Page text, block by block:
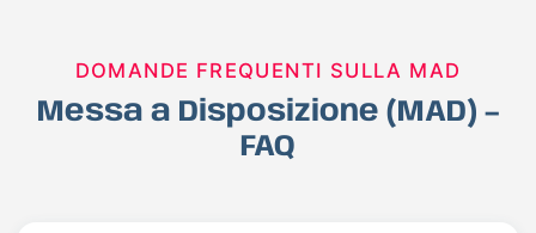
DOMANDE FREQUENTI SULLA MAD
Messa a Disposizione (MAD) –
FAQ